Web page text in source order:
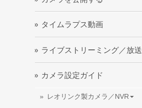
タイムラプス動画
ライブストリーミング／放送
カメラ設定ガイド
レオリンク製カメラ／NVR